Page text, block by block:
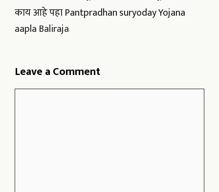
काय आहे पहा Pantpradhan suryoday Yojana
aapla Baliraja
Leave a Comment